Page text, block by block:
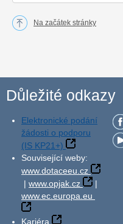
Na začátek stránky
Důležité odkazy
Elektronické podání
žádosti o podporu
(IS KP21+)
Související weby:
www.dotaceeu.cz
| www.opjak.cz
|
www.ec.europa.eu
Kariéra